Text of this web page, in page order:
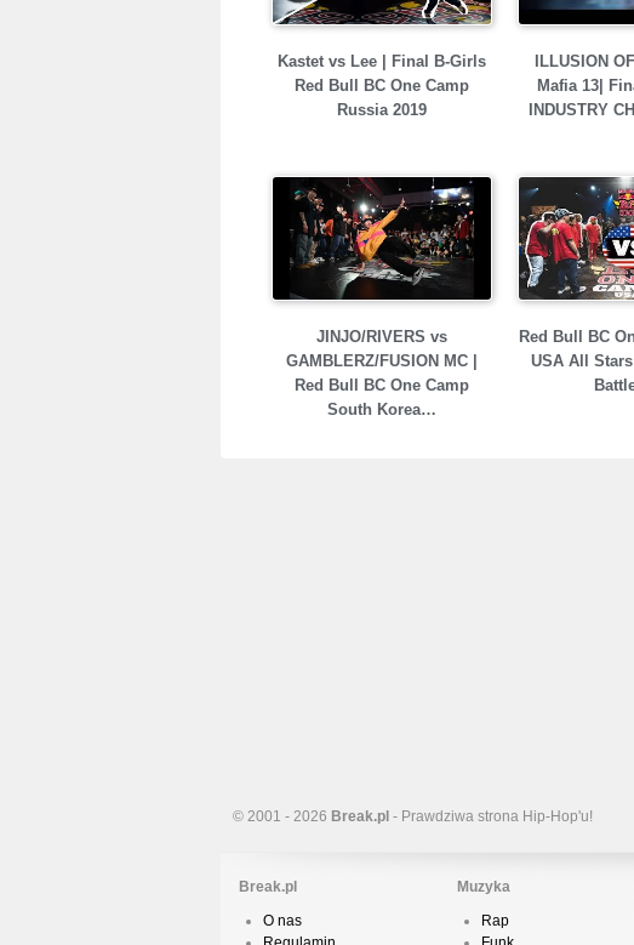
Kastet vs Lee | Final B-Girls
Red Bull BC One Camp
Russia 2019
ILLUSION
Mafia 13|
INDUSTRY
JINJO/RIVERS vs
GAMBLERZ/FUSION MC |
Red Bull BC One Camp
South Korea…
Red Bull BC
USA All
© 2001 - 2026 Break.pl - Prawdziwa strona Hip-Hop'u!
Break.pl
O nas
Muzyka
Rap